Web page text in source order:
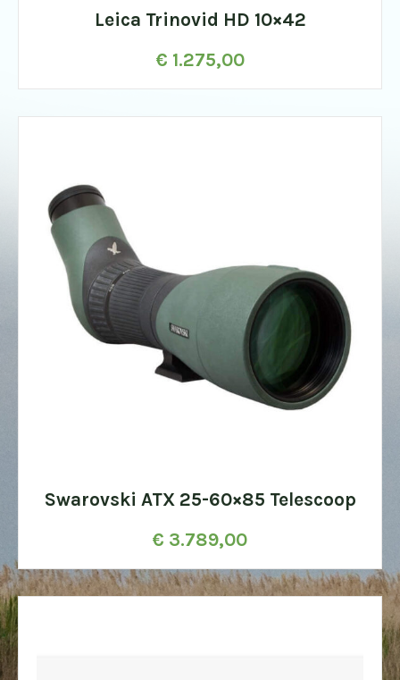
Leica Trinovid HD 10×42
€ 1.275,00
Swarovski ATX 25-60×85 Telescoop
€ 3.789,00